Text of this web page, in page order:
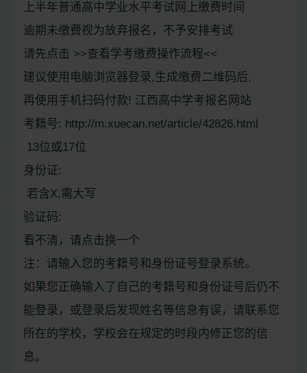
上半年普通高中学业水平考试网上缴费时间
逾期未缴费视为放弃报名，不予安排考试
请先点击 >>查看学考缴费操作流程<<
建议使用电脑浏览器登录,生成缴费二维码后,
再使用手机扫码付款! 江西高中学考报名网站
考籍号: http://m.xuecan.net/article/42826.html
13位或17位
身份证:
若含X,需大写
验证码:
看不清，请点击换一个
注：请输入您的考籍号和身份证号登录系统。
如果您正确输入了自己的考籍号和身份证号后仍不
能登录，或登录后发现姓名等信息有误，请联系您
所在的学校，学校会在规定的时段内修正您的信
息。